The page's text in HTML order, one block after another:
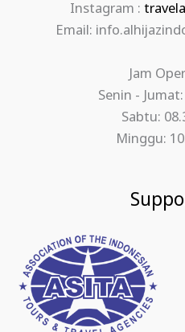
Instagram :
Email:
Jam
Senin -
Sabtu:
Minggu: